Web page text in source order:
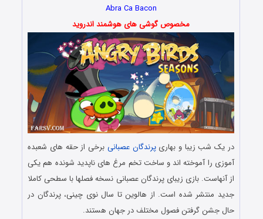
Abra Ca Bacon
مخصوص گوشی های هوشمند اندروید
در یک شب زیبا و بهاریپرندگان عصبانی برخی از حقه های شعبده
آموزی را آموخته اند و ساخت تخم مرغ های ناپدید شونده هم یکی
از آنهاست. بازی زیبای پرندگان عصبانی نسخه فصلها با سطحی کاملا
جدید منتشر شده است. از هالوین تا سال نوی چینی، پرندگان در
حال جشن گرفتن فصول مختلف در جهان هستند.